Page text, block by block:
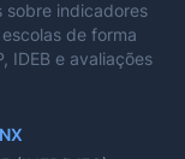
sobre indicadores
de forma
IDEB e avaliações